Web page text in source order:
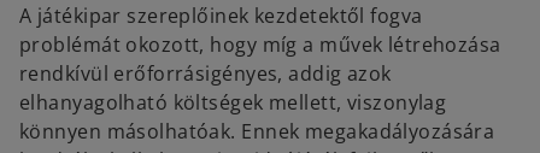
A játékipar szereplőinek kezdetektől fogva
problémát okozott, hogy míg a művek létrehozása
rendkívül erőforrásigényes, addig azok
elhanyagolható költségek mellett, viszonylag
könnyen másolhatóak. Ennek megakadályozására